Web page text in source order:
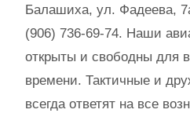
Балашиха, ул. Фадеева,
(906) 736-69-74. Наши
открыты и свободны для
времени. Тактичные и
всегда ответят на все